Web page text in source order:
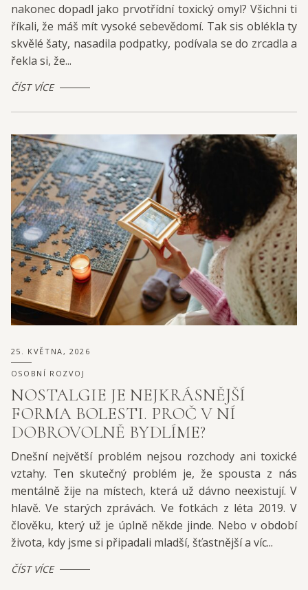
nakonec dopadl jako prvotřídní toxický omyl? Všichni ti
říkali, že máš mít vysoké sebevědomí. Tak sis oblékla ty
skvělé šaty, nasadila podpatky, podívala se do zrcadla a
řekla si, že...
ČÍST VÍCE
25. KVĚTNA, 2026
OSOBNÍ ROZVOJ
NOSTALGIE JE NEJKRÁSNĚJŠÍ
FORMA BOLESTI. PROČ V NÍ
DOBROVOLNĚ BYDLÍME?
Dnešní největší problém nejsou rozchody ani toxické
vztahy. Ten skutečný problém je, že spousta z nás
mentálně žije na místech, která už dávno neexistují. V
hlavě. Ve starých zprávách. Ve fotkách z léta 2019. V
člověku, který už je úplně někde jinde. Nebo v období
života, kdy jsme si připadali mladší, šťastnější a víc...
ČÍST VÍCE